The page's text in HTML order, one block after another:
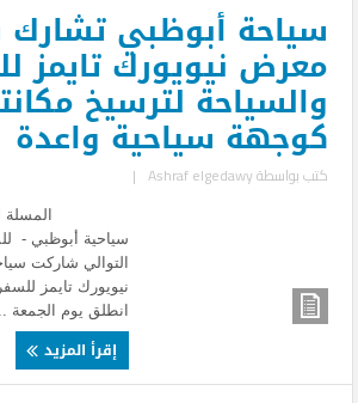
سياحة أبوظبي
معرض نيويورك تايمز
والسياحة لترسيخ
كوجهة سياحية واعدة
كتب بواسطةAshraf elgedawy
|
المسلة
سياحية أبوظبي -
التوالي شاركت
نيويورك تايمز
انطلق يوم الجمعة ...
إقرأ المزيد